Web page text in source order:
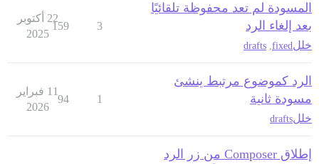
المسودة لم تعد محفوظة تلقائيًا
بعد إلغاء الرد
خللfixed
drafts
3
159
22 أكتوبر
2025
الرد كموضوع مرتبط ينشئ
مسودة ثانية
خللdrafts
1
94
11 فبراير
2026
إطلاق Composer من زر الرد